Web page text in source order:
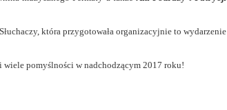
która przygotowała organizacyjnie to wydarzenie
pomyślności w nadchodzącym 2017 roku!